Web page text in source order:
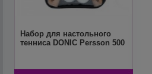
Набор для настольного
тенниса DONIC Persson 500